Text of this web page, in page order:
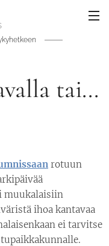
tai...
rotuun
muukalaisiin
ihoa kantavaa
ei tarvitse